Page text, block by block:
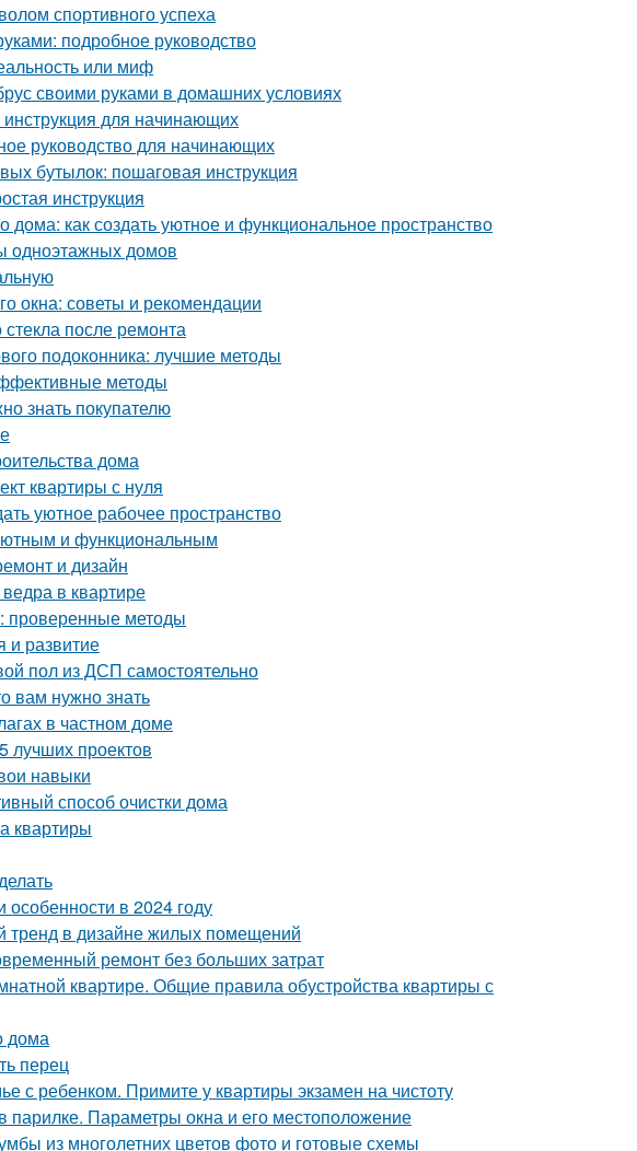
спортивного успеха
подробное руководство
или миф
своими руками в домашних условиях
для начинающих
руководство для начинающих
бутылок: пошаговая инструкция
инструкция
дома: как создать уютное и функциональное пространство
одноэтажных домов
окна: советы и рекомендации
стекла после ремонта
подоконника: лучшие методы
методы
знать покупателю
дома
квартиры с нуля
уютное рабочее пространство
и функциональным
и дизайн
в квартире
проверенные методы
и развитие
пол из ДСП самостоятельно
вам нужно знать
в частном доме
лучших проектов
навыки
способ очистки дома
квартиры
в 2024 году
тренд в дизайне жилых помещений
ремонт без больших затрат
квартире. Общие правила обустройства квартиры с
дома
перец
с ребенком. Примите у квартиры экзамен на чистоту
Параметры окна и его местоположение
из многолетних цветов фото и готовые схемы